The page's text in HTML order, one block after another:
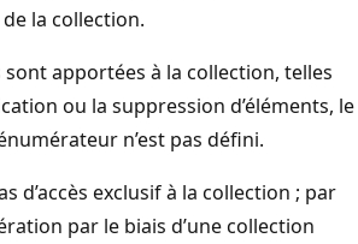
la collection.
apportées à la collection, telles
ou la suppression d’éléments, le
n’est pas défini.
d’accès exclusif à la collection ; par
par le biais d’une collection